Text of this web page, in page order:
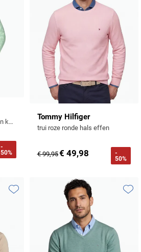
trui Baylon half zip trui groen katoen
-
50%
Tommy Hilfiger
trui roze ronde hals effen
€ 99,95€ 49,98
-
50%
Toevoegen aan favorieten